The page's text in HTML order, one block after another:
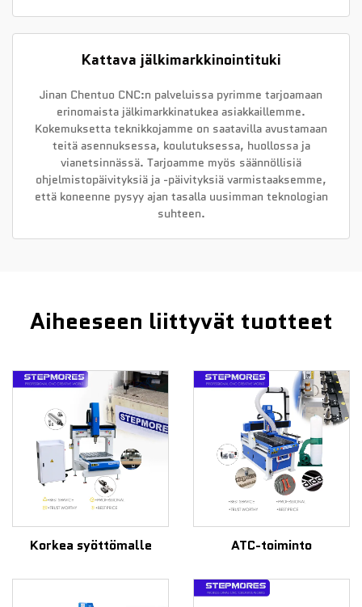
Kattava jälkimarkkinointituki
Jinan Chentuo CNC:n palveluissa pyrimme tarjoamaan
erinomaista jälkimarkkinatukea asiakkaillemme.
Kokemuksetta teknikkojamme on saatavilla avustamaan
teitä asennuksessa, koulutuksessa, huollossa ja
vianetsinnässä. Tarjoamme myös säännöllisiä
ohjelmistopäivityksiä ja -päivityksiä varmistaaksemme,
että koneenne pysyy ajan tasalla uusimman teknologian
suhteen.
Aiheeseen liittyvät tuotteet
Korkea syöttömalle ATC-toiminto